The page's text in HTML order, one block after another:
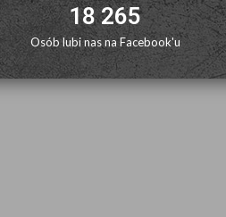
18 265
Osób lubi nas na Facebook'u